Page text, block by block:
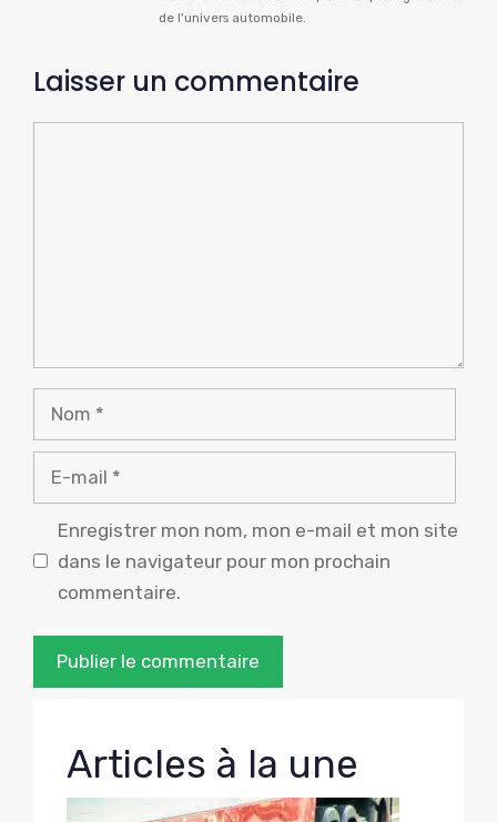
de l'univers automobile.
Laisser un commentaire
Nom
Enregistrer mon nom, mon e-mail et mon site
dans le navigateur pour mon prochain
commentaire.
Articles à la une